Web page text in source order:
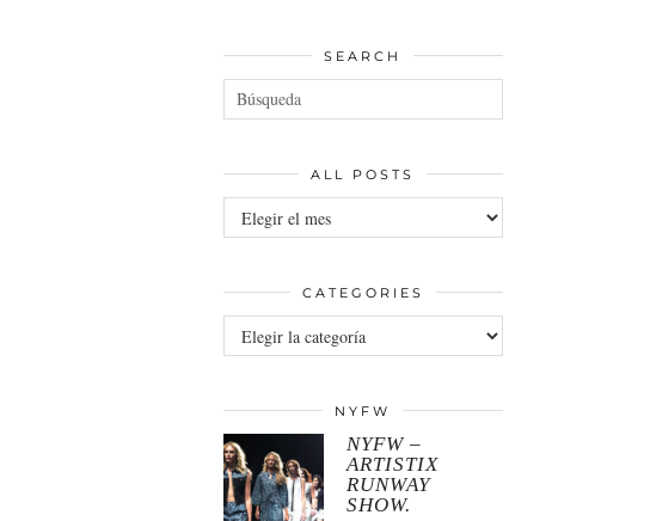
SEARCH
ALL POSTS
All
posts
CATEGORIES
Categories
NYFW
NYFW –
ARTISTIX
RUNWAY
SHOW.